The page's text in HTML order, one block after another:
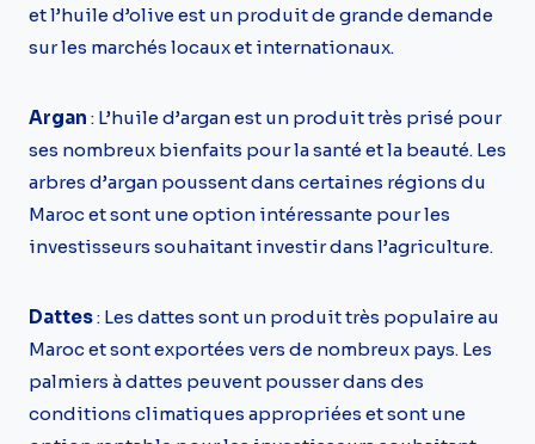
et l’huile d’olive est un produit de grande demande
sur les marchés locaux et internationaux.
Argan : L’huile d’argan est un produit très prisé pour
ses nombreux bienfaits pour la santé et la beauté. Les
arbres d’argan poussent dans certaines régions du
Maroc et sont une option intéressante pour les
investisseurs souhaitant investir dans l’agriculture.
Dattes: Les dattes sont un produit très populaire au
Maroc et sont exportées vers de nombreux pays. Les
palmiers à dattes peuvent pousser dans des
conditions climatiques appropriées et sont une